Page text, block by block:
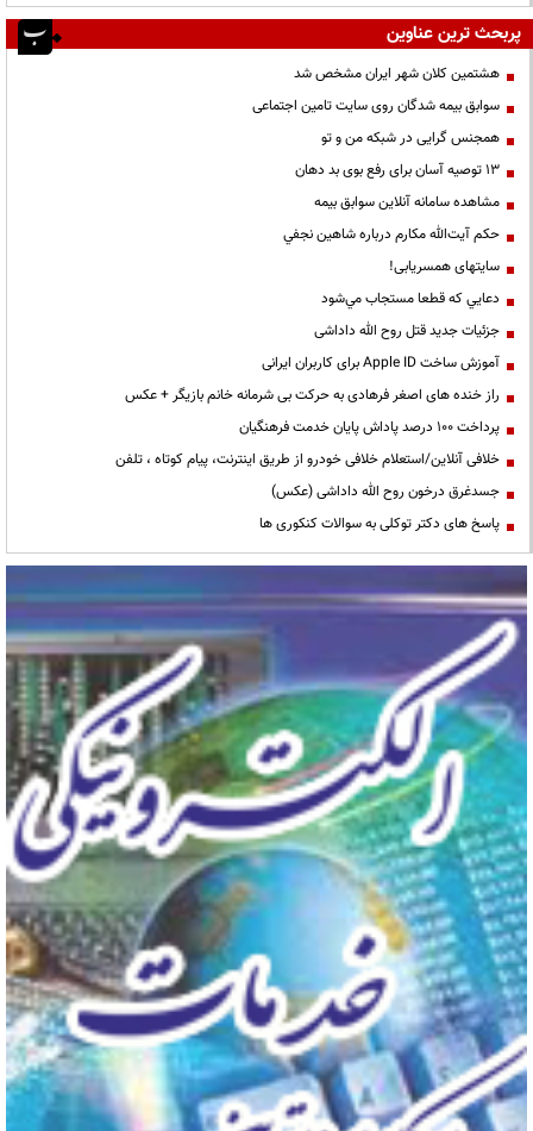
پربحث ترین عناوین
هشتمین کلان شهر ایران مشخص شد
سوابق بیمه شدگان روی سایت تامین اجتماعی
همجنس گرایی در شبکه من و تو
13 توصیه آسان برای رفع بوی بد دهان
مشاهده سامانه آنلاين سوابق بیمه
حكم آيت‌الله مكارم درباره شاهين نجفي
سایتهای همسریابی!
دعايي كه قطعا مستجاب مي‌شود
جزئیات جدید قتل روح الله داداشی
آموزش ساخت Apple ID برای کاربران ایرانی
راز خنده های اصغر فرهادی به حرکت بی شرمانه خانم بازیگر + عکس
پرداخت ۱۰۰ درصد پاداش پایان خدمت فرهنگیان
خلافی آنلاین/استعلام خلافی خودرو از طریق اینترنت، پیام کوتاه ، تلفن
جسدغرق درخون روح الله داداشی (عکس)
پاسخ های دکتر توکلی به سوالات کنکوری ها